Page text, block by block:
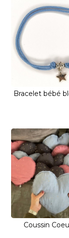
Bracelet bébé
Coussin